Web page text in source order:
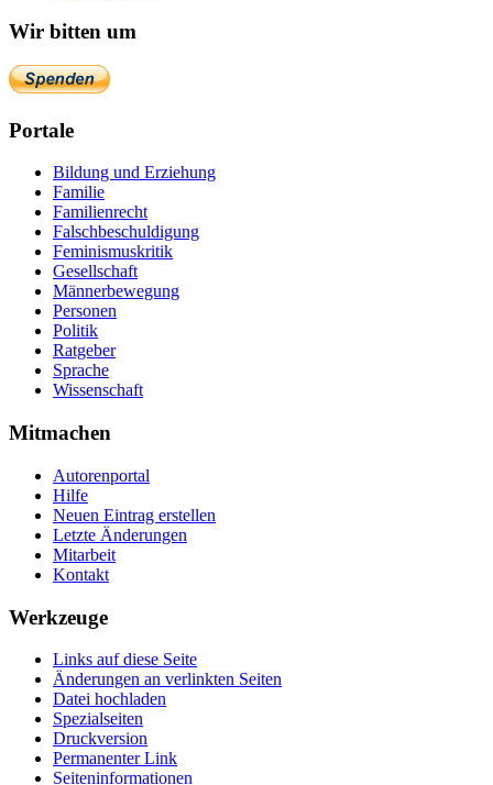
Wir bitten um
Portale
Bildung und Erziehung
Familie
Familienrecht
Falschbeschuldigung
Feminismuskritik
Gesellschaft
Männerbewegung
Personen
Politik
Ratgeber
Sprache
Wissenschaft
Mitmachen
Autorenportal
Hilfe
Neuen Eintrag erstellen
Letzte Änderungen
Mitarbeit
Kontakt
Werkzeuge
Links auf diese Seite
Änderungen an verlinkten Seiten
Datei hochladen
Spezialseiten
Druckversion
Permanenter Link
Seiten­­informationen